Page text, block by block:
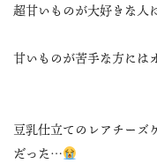
超甘いものが大好きな
甘いものが苦手な方には
豆乳仕立てのレアチーズ
だった…